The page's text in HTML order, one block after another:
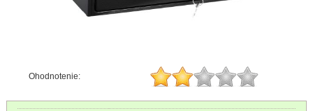
Ohodnotenie: